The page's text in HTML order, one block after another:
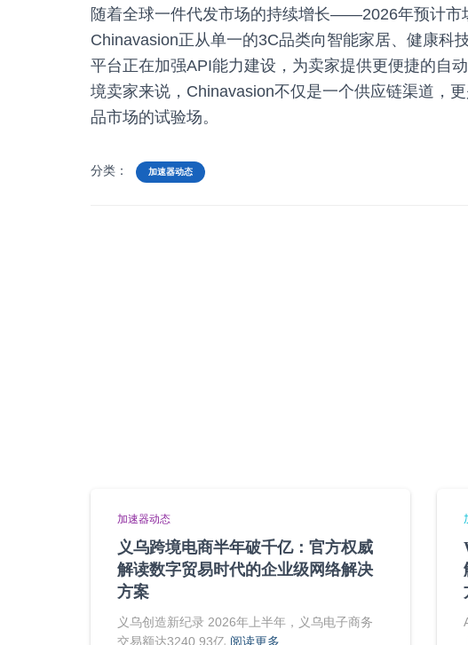
随着全球一件代发市场的持续增长——2026年预计
Chinavasion正从单一的3C品类向智能家居、健康科
平台正在加强API能力建设，为卖家提供更便捷的自
境卖家来说，Chinavasion不仅是一个供应链渠道，
品市场的试验场。
分类： 加速器动态
加速器动态
义乌跨境电商半年破千亿：官方权威
解读数字贸易时代的企业级网络解决
方案
义乌创造新纪录 2026年上半年，义乌电子商务
交易额达3240.93亿 阅读更多